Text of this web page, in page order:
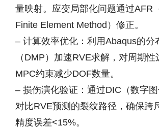
量映射。应变局部化问题通过AFR
Finite Element Method）修正。
– 计算效率优化：利用Abaqus的分
（DMP）加速RVE求解，对周期性
MPC约束减少DOF数量。
– 损伤演化验证：通过DIC（数字
对比RVE预测的裂纹路径，确保跨
精度误差<15%。